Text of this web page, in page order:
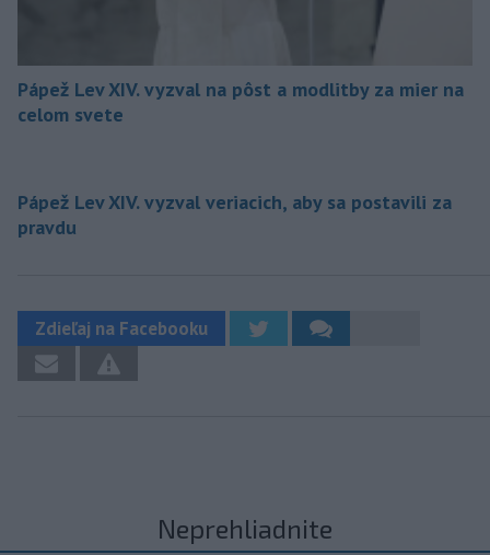
Pápež Lev XIV. vyzval na pôst a modlitby za mier na
celom svete
Pápež Lev XIV. vyzval veriacich, aby sa postavili za
pravdu
Zdieľaj na Facebooku
Neprehliadnite